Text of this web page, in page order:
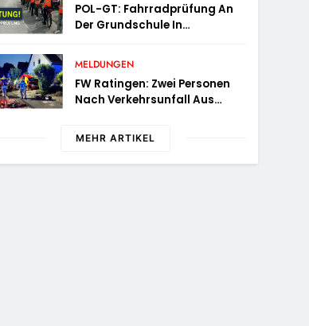
POL-GT: Fahrradprüfung An
Der Grundschule In
MELDUNGEN
FW Ratingen: Zwei Personen
Nach Verkehrsunfall Aus
MEHR ARTIKEL